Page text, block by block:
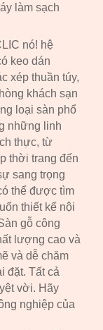
làm sạch
nó! hệ
keo dán
xép thuần túy,
khách sạn
loại sàn phổ
những linh
thực, từ
thời trang đến
sang trọng
thể được tìm
thiết kế nội
gỗ công
lượng cao và
và dễ chăm
đặt. Tất cả
vời. Hãy
nghiệp của